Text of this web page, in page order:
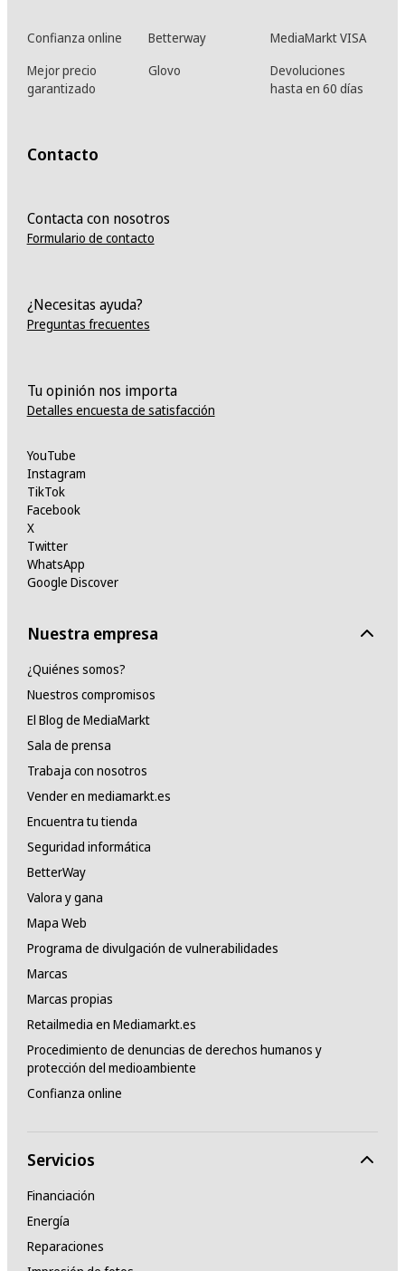
Confianza online Betterway
MediaMarkt VISA
Mejor precio
garantizado
Glovo
Devoluciones
hasta en 60 días
Contacto
Contacta con nosotros
Formulario de contacto
¿Necesitas ayuda?
Preguntas frecuentes
Tu opinión nos importa
Detalles encuesta de satisfacción
YouTube
Instagram
TikTok
Facebook
X
Twitter
WhatsApp
Google Discover
Nuestra empresa
¿Quiénes somos?
Nuestros compromisos
El Blog de MediaMarkt
Sala de prensa
Trabaja con nosotros
Vender en mediamarkt.es
Encuentra tu tienda
Seguridad informática
BetterWay
Valora y gana
Mapa Web
Programa de divulgación de vulnerabilidades
Marcas
Marcas propias
Retailmedia en Mediamarkt.es
Procedimiento de denuncias de derechos humanos y
protección del medioambiente
Confianza online
Servicios
Financiación
Energía
Reparaciones